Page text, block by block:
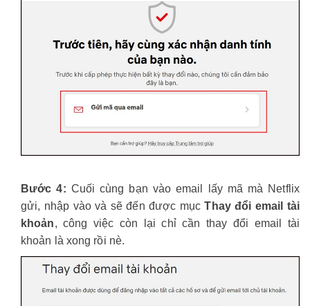
Bước 4: Cuối cùng bạn vào email lấy mã mà Netflix
gửi, nhập vào và sẽ đến được mụcThay đổi email tài
khoản, công việc còn lại chỉ cần thay đổi email tài
khoản là xong rồi nè.